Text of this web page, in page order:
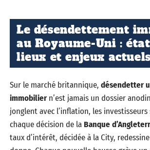
Le désendettement
au Royaume-Uni :
lieux et enjeux actuels
Sur le marché britannique, désendetter
immobiliern’est jamais un dossier
jonglent avec l’inflation, les
chaque décision de la Banque
taux d’intérêt, décidée à la City,